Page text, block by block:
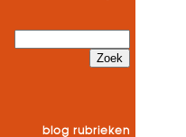
blog rubrieken